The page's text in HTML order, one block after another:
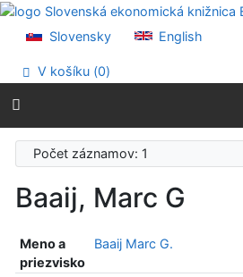
Prejsť na obsah
Prehlásenie o webovej prístupnosti
Slovensky English
V košíku (0)
Počet záznamov: 1
Baaij, Marc G
Meno a
priezvisko
Baaij Marc G.